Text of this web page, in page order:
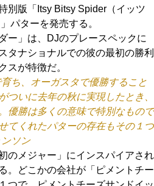
別版「Itsy Bitsy Spider（イッツ
パターを発売する。
ー」は、DJのプレースペックに
タナショナルでの彼の最初の勝利
スが特徴だ。
ち、オーガスタで優勝すること
ついに去年の秋に実現したとき、
優勝は多くの意味で特別なもので
てくれたパターの存在もその１つ
ソン
のメジャー」にインスパイアされ
。どこかの会社が「ピメントチー
ウェイウッド